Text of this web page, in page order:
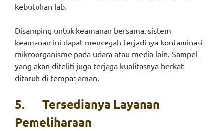
kebutuhan lab.
Disamping untuk keamanan bersama, sistem
keamanan ini dapat mencegah terjadinya kontaminasi
mikroorganisme pada udara atau media lain. Sampel
yang akan diteliti juga terjaga kualitasnya berkat
ditaruh di tempat aman.
5. Tersedianya Layanan
Pemeliharaan